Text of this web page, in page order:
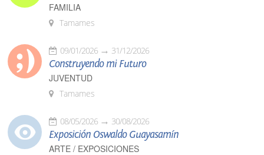
FAMILIA
Tamames
09/01/2026 31/12/2026
Construyendo mi Futuro
JUVENTUD
Tamames
08/05/2026 30/08/2026
Exposición Oswaldo Guayasamín
ARTE / EXPOSICIONES